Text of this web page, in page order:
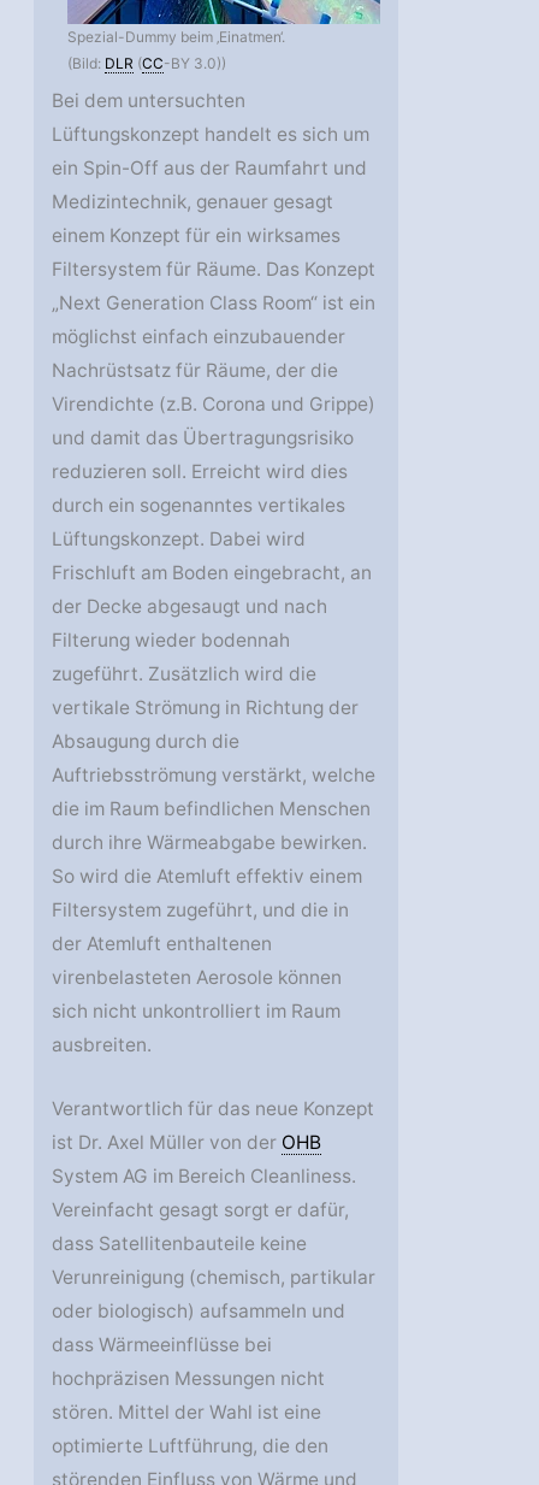
Spezial-Dummy beim ‚Einatmen‘.
(Bild: DLR (CC-BY 3.0))
Bei dem untersuchten
Lüftungskonzept handelt es sich um
ein Spin-Off aus der Raumfahrt und
Medizintechnik, genauer gesagt
einem Konzept für ein wirksames
Filtersystem für Räume. Das Konzept
„Next Generation Class Room“ ist ein
möglichst einfach einzubauender
Nachrüstsatz für Räume, der die
Virendichte (z.B. Corona und Grippe)
und damit das Übertragungsrisiko
reduzieren soll. Erreicht wird dies
durch ein sogenanntes vertikales
Lüftungskonzept. Dabei wird
Frischluft am Boden eingebracht, an
der Decke abgesaugt und nach
Filterung wieder bodennah
zugeführt. Zusätzlich wird die
vertikale Strömung in Richtung der
Absaugung durch die
Auftriebsströmung verstärkt, welche
die im Raum befindlichen Menschen
durch ihre Wärmeabgabe bewirken.
So wird die Atemluft effektiv einem
Filtersystem zugeführt, und die in
der Atemluft enthaltenen
virenbelasteten Aerosole können
sich nicht unkontrolliert im Raum
ausbreiten.
Verantwortlich für das neue Konzept
ist Dr. Axel Müller von der OHB
System AG im Bereich Cleanliness.
Vereinfacht gesagt sorgt er dafür,
dass Satellitenbauteile keine
Verunreinigung (chemisch, partikular
oder biologisch) aufsammeln und
dass Wärmeeinflüsse bei
hochpräzisen Messungen nicht
stören. Mittel der Wahl ist eine
optimierte Luftführung, die den
störenden Einfluss von Wärme und